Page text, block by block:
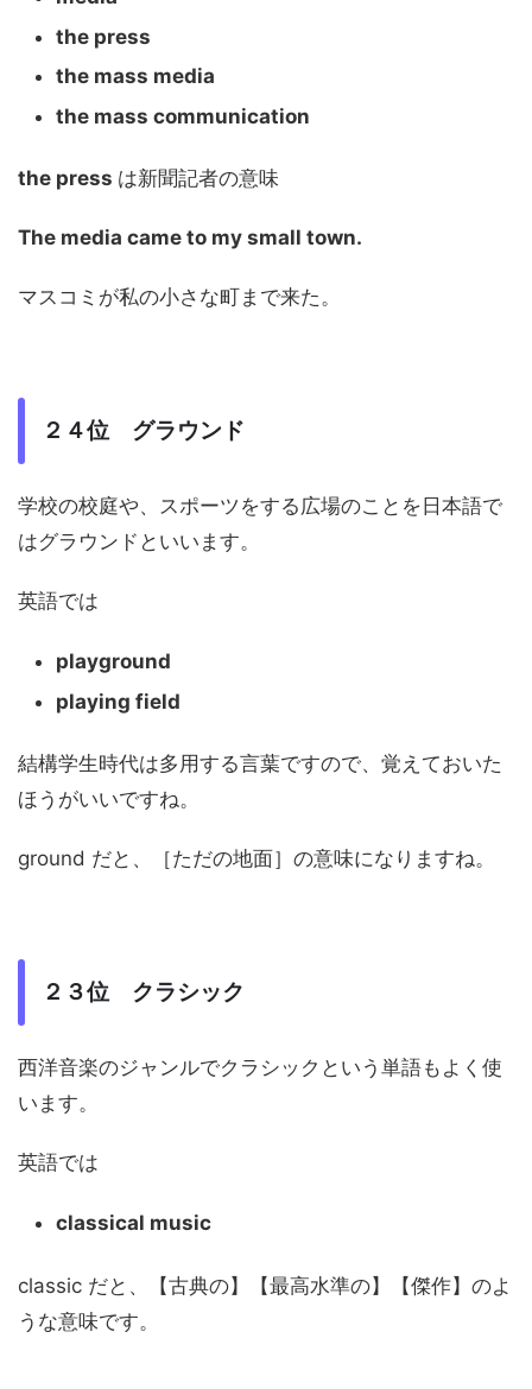
the press
the mass media
the mass communication
the press は新聞記者の意味
The media came to my small town.
マスコミが私の小さな町まで来た。
２４位 グラウンド
学校の校庭や、スポーツをする広場のことを日本語で
はグラウンドといいます。
英語では
playground
playing field
結構学生時代は多用する言葉ですので、覚えておいた
ほうがいいですね。
ground だと、［ただの地面］の意味になりますね。
２３位 クラシック
西洋音楽のジャンルでクラシックという単語もよく使
います。
英語では
classical music
classic だと、【古典の】【最高水準の】【傑作】のよ
うな意味です。